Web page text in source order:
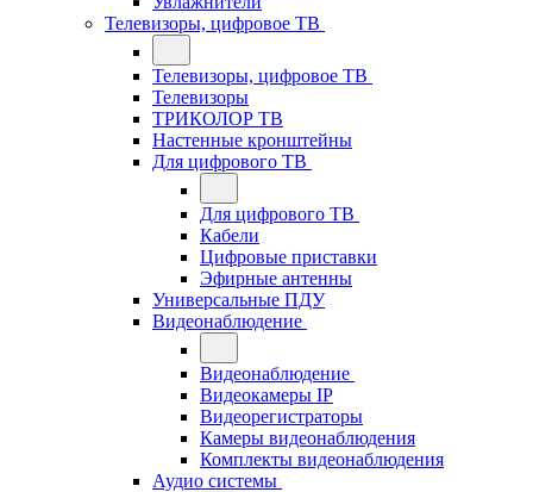
Телевизоры, цифровое ТВ
Телевизоры, цифровое ТВ
Телевизоры
ТРИКОЛОР ТВ
Настенные кронштейны
Для цифрового ТВ
Для цифрового ТВ
Кабели
Цифровые приставки
Эфирные антенны
Универсальные ПДУ
Видеонаблюдение
Видеонаблюдение
Видеокамеры IP
Видеорегистраторы
Камеры видеонаблюдения
Комплекты видеонаблюдения
Аудио системы